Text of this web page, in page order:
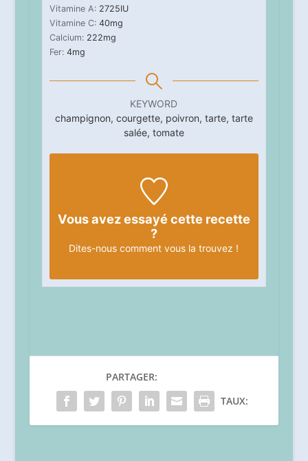
Vitamine A: 2725IU
Vitamine C: 40mg
Calcium: 222mg
Fer: 4mg
KEYWORD
champignon, courgette, poivron, tarte, tarte
salée, tomate
Vous avez essayé cette recette
?
Dites-nous comment vous la trouvez !
PARTAGER:
TAUX: